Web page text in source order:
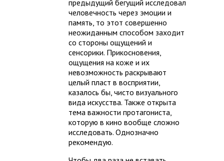
предыдущий бегущий исследовал
человечность через эмоции и
память, то этот совершенно
неожиданным способом заходит
со стороны ощущений и
сенсорики. Прикосновения,
ощущения на коже и их
невозможность раскрывают
целый пласт в восприятии,
казалось бы, чисто визуального
вида искусства. Также открыта
тема важности протагониста,
которую в кино вообще сложно
исследовать. Однозначно
рекомендую.